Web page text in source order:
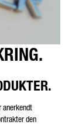
anerkendt
den